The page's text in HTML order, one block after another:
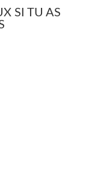
SI TU AS